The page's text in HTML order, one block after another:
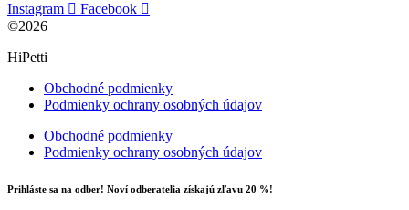
Instagram
Facebook
©2026
HiPetti
Obchodné podmienky
Podmienky ochrany osobných údajov
Obchodné podmienky
Podmienky ochrany osobných údajov
Prihláste sa na odber! Noví odberatelia získajú zľavu 20 %!